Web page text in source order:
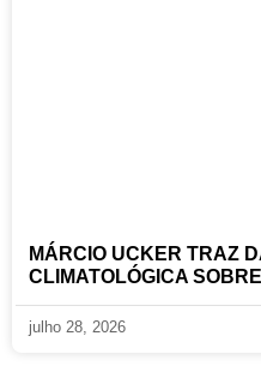
MÁRCIO UCKER TRAZ
CLIMATOLÓGICA
julho 28, 2026